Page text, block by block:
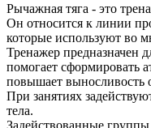
Рычажная тяга - это
Он относится к линии
которые используют во
Тренажер предназначен
помогает сформировать
повышает выносливость
При занятиях
тела.
Задействованные